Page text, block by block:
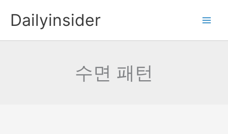
Dailyinsider
수면 패턴